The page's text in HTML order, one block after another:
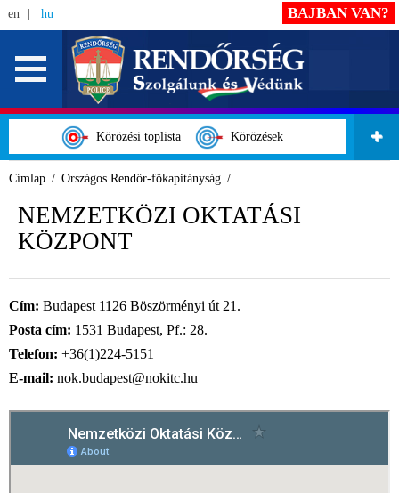
en hu
Körözési toplista Körözések
BAJBAN VAN?
Címlap Országos Rendőr-főkapitányság
NEMZETKÖZI OKTATÁSI
KÖZPONT
Cím: Budapest 1126 Böszörményi út 21.
Posta cím: 1531 Budapest, Pf.: 28.
Telefon: +36(1)224-5151
E-mail: nok.budapest@nokitc.hu